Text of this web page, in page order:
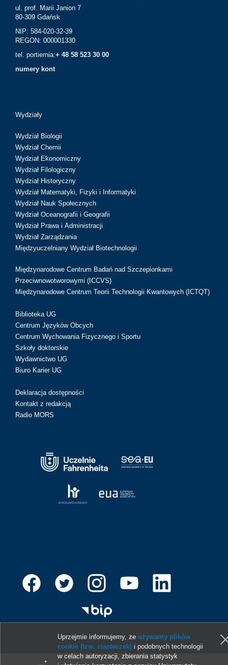
ul. prof. Marii Janion 7
80-309 Gdańsk
NIP: 584-020-32-39
REGON: 000001330
tel. portiernia:+ 48 58 523 30 00
numery kont
Wydziały
Wydział Biologii
Wydział Chemii
Wydział Ekonomiczny
Wydział Filologiczny
Wydział Historyczny
Wydział Matematyki, Fizyki i Informatyki
Wydział Nauk Społecznych
Wydział Oceanografii i Geografii
Wydział Prawa i Administracji
Wydział Zarządzania
Międzyuczelniany Wydział Biotechnologii
Międzynarodowe Centrum Badań nad Szczepionkami
Przeciwnowotworowymi (ICCVS)
Międzynarodowe Centrum Teorii Technologii Kwantowych (ICTQT)
Biblioteka UG
Centrum Języków Obcych
Centrum Wychowania Fizycznego i Sportu
Szkoły doktorskie
Wydawnictwo UG
Biuro Karier UG
Deklaracja dostępności
Kontakt z redakcją
Radio MORS
© 2013-2026 Uniwersytet Gdański
Uprzejmie informujemy, że używamy plików
cookie (tzw. ciasteczek) i podobnych technologii
w celach autoryzacji, zbierania statystyk